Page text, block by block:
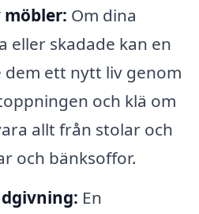
möbler: Om dina
eller skadade kan en
ett nytt liv genom
och klä om
allt från stolar och
och bänksoffor.
En